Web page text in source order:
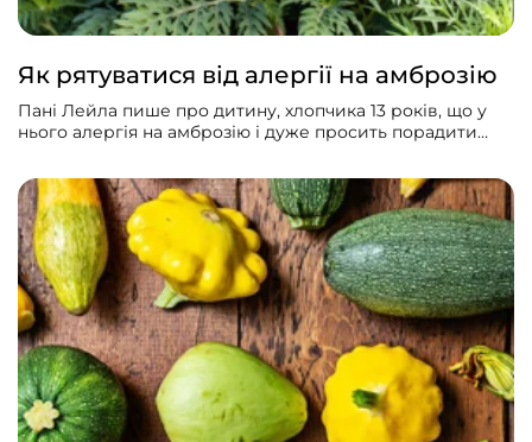
Як рятуватися від алергії на амброзію
Пані Лейла пише про дитину, хлопчика 13 років, що у
нього алергія на амброзію і дуже просить порадити